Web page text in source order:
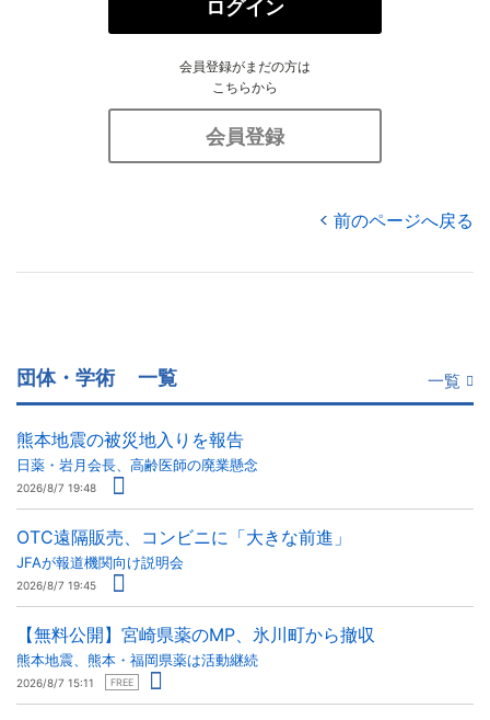
ログイン
会員登録がまだの方は
こちらから
会員登録
前のページへ戻る
団体・学術 一覧 一覧
熊本地震の被災地入りを報告
日薬・岩月会長、高齢医師の廃業懸念
2026/8/7 19:48
OTC遠隔販売、コンビニに「大きな前進」
JFAが報道機関向け説明会
2026/8/7 19:45
【無料公開】宮崎県薬のMP、氷川町から撤収
熊本地震、熊本・福岡県薬は活動継続
2026/8/7 15:11 FREE